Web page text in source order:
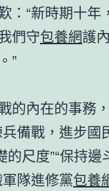
：“新時期十年
們守包養網護
”
的內在的事務
備戰，進步國
尺度”“保持邊
隊進修黨包養